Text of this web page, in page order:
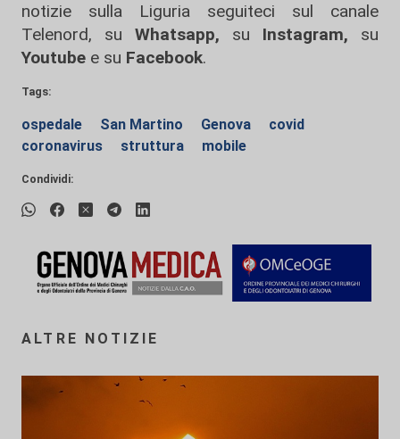
notizie sulla Liguria seguiteci sul canale
Telenord, su
Whatsapp, su Instagram, su
Youtube e su Facebook.
Tags:
ospedale San Martino Genova
covid
coronavirus
struttura mobile
Condividi:
ALTRE NOTIZIE